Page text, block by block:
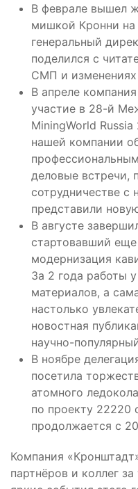
В феврале вышел
мишкой Кронни
генеральный
поделился с
СМП и изменениях
В апреле
участие в 28-й
MiningWorld
нашей компании
деловые встречи,
сотрудничестве
представили
В августе
стартовавший
модернизация
За 2 года работы
материалов, а
настолько
новостная
научно-
В ноябре
посетила
атомного
по проекту 22220
продолжается с
Компания
партнёров и коллег